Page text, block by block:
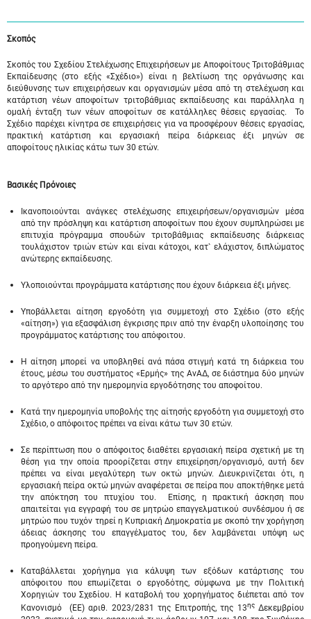
Σκοπός
Σκοπός του Σχεδίου Στελέχωσης Επιχειρήσεων με Αποφοίτους Τριτοβάθμιας
Εκπαίδευσης (στο εξής «Σχέδιο») είναι η βελτίωση της οργάνωσης και
διεύθυνσης των επιχειρήσεων και οργανισμών μέσα από τη στελέχωση και
κατάρτιση νέων αποφοίτων τριτοβάθμιας εκπαίδευσης και παράλληλα η
ομαλή ένταξη των νέων αποφοίτων σε κατάλληλες θέσεις εργασίας. Το
Σχέδιο παρέχει κίνητρα σε επιχειρήσεις για να προσφέρουν θέσεις εργασίας,
πρακτική κατάρτιση και εργασιακή πείρα διάρκειας έξι μηνών σε
αποφοίτους ηλικίας κάτω των 30 ετών.
Βασικές Πρόνοιες
Ικανοποιούνται ανάγκες στελέχωσης επιχειρήσεων/οργανισμών μέσα
από την πρόσληψη και κατάρτιση αποφοίτων που έχουν συμπληρώσει με
επιτυχία πρόγραμμα σπουδών τριτοβάθμιας εκπαίδευσης διάρκειας
τουλάχιστον τριών ετών και είναι κάτοχοι, κατ` ελάχιστον, διπλώματος
ανώτερης εκπαίδευσης.
Υλοποιούνται προγράμματα κατάρτισης που έχουν διάρκεια έξι μήνες.
Υποβάλλεται αίτηση εργοδότη για συμμετοχή στο Σχέδιο (στο εξής
«αίτηση») για εξασφάλιση έγκρισης πριν από την έναρξη υλοποίησης του
προγράμματος κατάρτισης του απόφοιτου.
Η αίτηση μπορεί να υποβληθεί ανά πάσα στιγμή κατά τη διάρκεια του
έτους, μέσω του συστήματος «Ερμής» της ΑνΑΔ, σε διάστημα δύο μηνών
το αργότερο από την ημερομηνία εργοδότησης του αποφοίτου.
Κατά την ημερομηνία υποβολής της αίτησής εργοδότη για συμμετοχή στο
Σχέδιο, ο απόφοιτος πρέπει να είναι κάτω των 30 ετών.
Σε περίπτωση που ο απόφοιτος διαθέτει εργασιακή πείρα σχετική με τη
θέση για την οποία προορίζεται στην επιχείρηση/οργανισμό, αυτή δεν
πρέπει να είναι μεγαλύτερη των οκτώ μηνών. Διευκρινίζεται ότι, η
εργασιακή πείρα οκτώ μηνών αναφέρεται σε πείρα που αποκτήθηκε μετά
την απόκτηση του πτυχίου του. Επίσης, η πρακτική άσκηση που
απαιτείται για εγγραφή του σε μητρώο επαγγελματικού συνδέσμου ή σε
μητρώο που τυχόν τηρεί η Κυπριακή Δημοκρατία με σκοπό την χορήγηση
άδειας άσκησης του επαγγέλματος του, δεν λαμβάνεται υπόψη ως
προηγούμενη πείρα.
Καταβάλλεται χορήγημα για κάλυψη των εξόδων κατάρτισης του
απόφοιτου που επωμίζεται ο εργοδότης, σύμφωνα με την Πολιτική
Χορηγιών του Σχεδίου. Η καταβολή του χορηγήματος διέπεται από τον
Κανονισμό (ΕE) αριθ. 2023/2831 της Επιτροπής, της 13ηςΔεκεμβρίου